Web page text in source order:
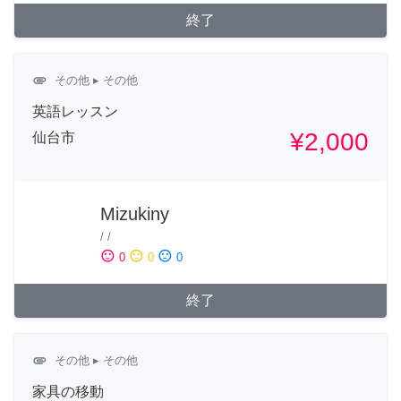
終了
attachment その他 ▸ その他
英語レッスン
仙台市
¥2,000
Mizukiny
/ /
sentiment_satisfied 0 sentiment_neutral 0 sentiment_dissatisfied 0
終了
attachment その他 ▸ その他
家具の移動